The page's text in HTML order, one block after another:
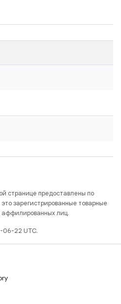
странице предоставлены по
зарегистрированные товарные
аффилированных лиц.
06-22 UTC.